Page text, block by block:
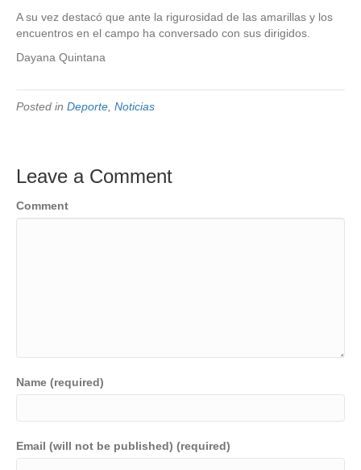
A su vez destacó que ante la rigurosidad de las amarillas y los
encuentros en el campo ha conversado con sus dirigidos.
Dayana Quintana
Posted in Deporte Noticias
Leave a Comment
Comment
Name (required)
Email (will not be published) (required)